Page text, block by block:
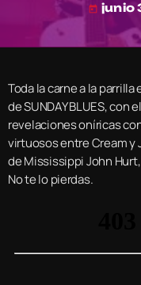
today junio
Toda la carne a la
de SUNDAY BLUES, con
revelaciones oníricas
virtuosos entre Cream y
de Mississippi John Hurt,
No te lo pierdas.